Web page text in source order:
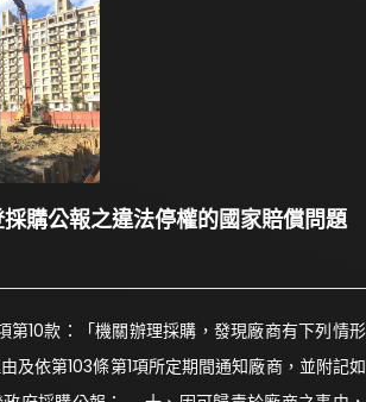
採購公報之違法停權的國家賠償問題
第10款：「機關辦理採購，發現廠商有下列情形
及依第103條第1項所定期間通知廠商，並附記如